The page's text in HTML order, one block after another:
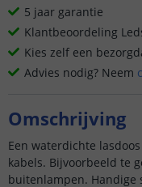
5 jaar garantie
Klantbeoordeling
Kies zelf een
Advies nodig? Neem
Omschrijving
Een waterdichte
kabels. Bijvoorbeeld te
buitenlampen. Handige